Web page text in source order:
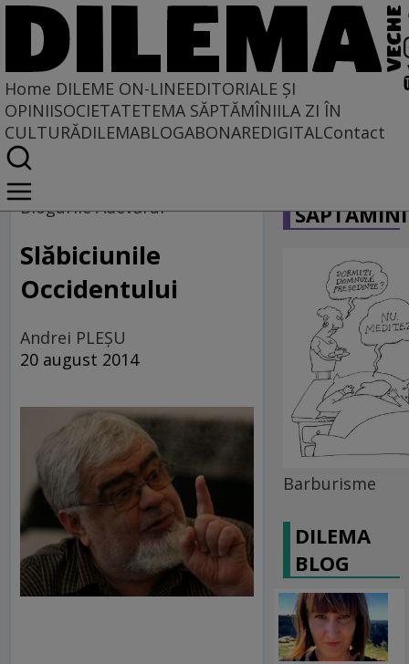
Home DILEME ON-LINEEDITORIALE ȘI
OPINIISOCIETATETEMA SĂPTĂMÎNIILA ZI ÎN
CULTURĂDILEMABLOGABONAREDIGITALContact
Home
Dileme on-line
Blogurile Adevărul
Slăbiciunile
Occidentului
Andrei PLEŞU
20 august 2014
Barburisme
DILEMA
BLOG